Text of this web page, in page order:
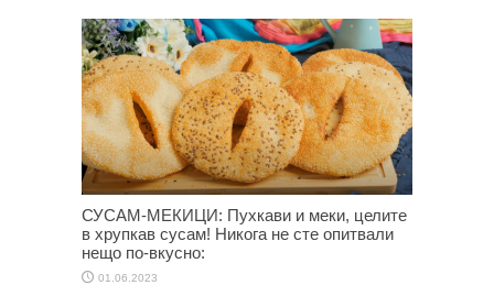
СУСАМ-МЕКИЦИ: Пухкави и меки, целите
в хрупкав сусам! Никога не сте опитвали
нещо по-вкусно:
01.06.2023